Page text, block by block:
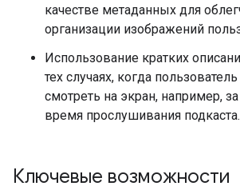
качестве метаданных для
организации изображений
Использование кратких
тех случаях, когда
смотреть на экран, например,
время прослушивания подкаста.
Ключевые возможности